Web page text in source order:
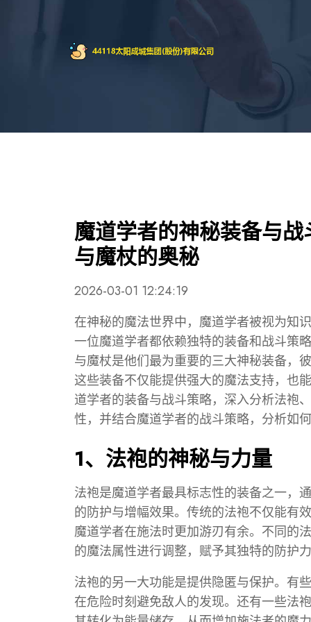
魔道学者的神秘装备与
与魔杖的奥秘
2026-03-01 12:24:19
在神秘的魔法世界中，魔道学者被视为知
一位魔道学者都依赖独特的装备和战斗策
与魔杖是他们最为重要的三大神秘装备，
这些装备不仅能提供强大的魔法支持，也
道学者的装备与战斗策略，深入分析法袍
性，并结合魔道学者的战斗策略，分析如
1、法袍的神秘与力量
法袍是魔道学者最具标志性的装备之一，
的防护与增幅效果。传统的法袍不仅能有
魔道学者在施法时更加游刃有余。不同的
的魔法属性进行调整，赋予其独特的防护
法袍的另一大功能是提供隐匿与保护。有
在危险时刻避免敌人的发现。还有一些法